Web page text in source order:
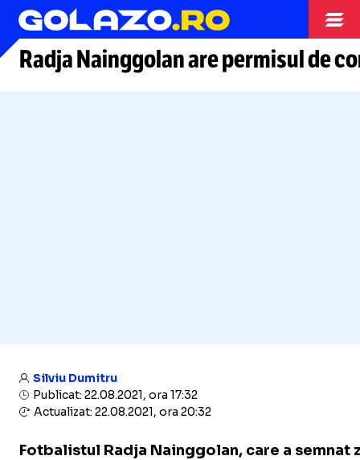
Arhiva fotbal
Radja Nainggolan are permisul de
Silviu Dumitru
Publicat: 22.08.2021, ora 17:32
Actualizat: 22.08.2021, ora 20:32
​Fotbalistul Radja Nainggolan, care a